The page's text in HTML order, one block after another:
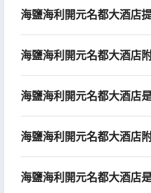
海鹽海利開元名都大酒店
海鹽海利開元名都大酒店
海鹽海利開元名都大酒店
海鹽海利開元名都大酒店
海鹽海利開元名都大酒店